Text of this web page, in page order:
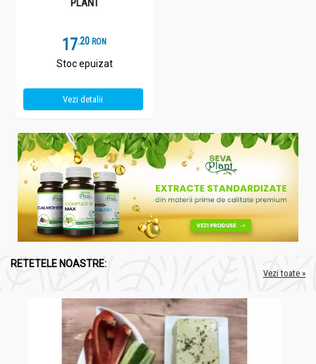
PLANT
17.2 RON
Stoc epuizat
Vezi detalii
RETETELE NOASTRE:
Vezi toate »